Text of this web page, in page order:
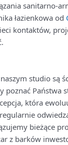
sanitarno-
łazienkowa od
kontaktów,
studio są
poznać Państwa
która
bieżące
z barków